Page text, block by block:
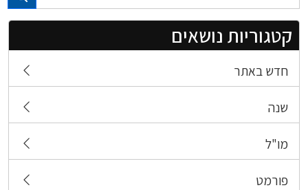
קטגוריות נושאים
חדש באתר
שנה
מו"ל
פורמט